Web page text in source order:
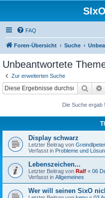
FAQ
Foren-Übersicht Suche
Unbeantwortete
Zur erweiterten Suche
Suche
Die Suche ergab
Display schwarz
Letzter Beitrag von Greindlpeter
Verfasst in Probleme und
Lebenszeichen...
Letzter Beitrag von Ralf « 06
Verfasst in Allgemeines
Wer will seinen SixO